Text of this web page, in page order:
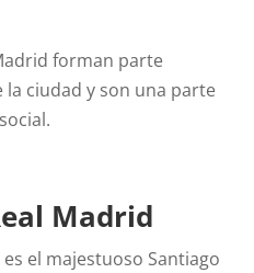
forman parte
ciudad y son una parte
Madrid
el majestuoso Santiago